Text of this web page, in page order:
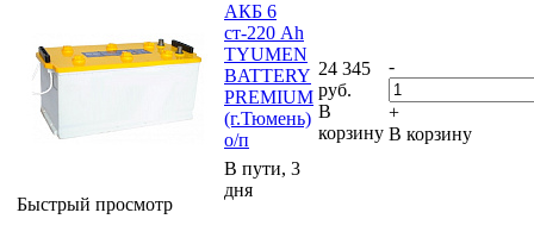
Быстрый просмотр
АКБ 6
ст-220 Ah
TYUMEN
BATTERY
PREMIUM
(г.Тюмень)
о/п
В пути, 3
дня
24 345
руб.
В
корзину
-
+
В корзину